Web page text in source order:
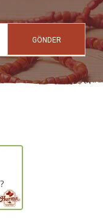
GÖNDER